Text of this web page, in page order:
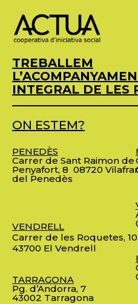
TREBALLEM
INTEGRAL DE LES
ON ESTEM?
PENEDÈS
Carrer de Sant Raimon de
Penyafort, 8 08720
del Penedès
VENDRELL
Carrer de les Roquetes,
43700 El Vendrell
TARRAGONA
Pg. d’Andorra, 7
43002 Tarragona